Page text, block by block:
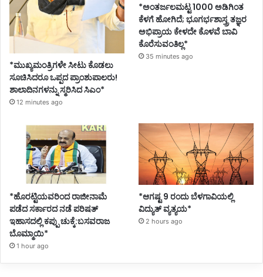
*ಮುಖ್ಯಮಂತ್ರಿಗಳೇ ಸೀಟು ಕೊಡಲು
ಸೂಚಿಸಿದರೂ ಒಪ್ಪದ ಪ್ರಾಂಶುಪಾಲರು!
ಶಾಲಾದಿನಗಳನ್ನು ಸ್ಮರಿಸಿದ ಸಿಎಂ*
12 minutes ago
*ಅಂತರ್ಜಲಮಟ್ಟ 1000 ಅಡಿಗಿಂತ
ಕೆಳಗೆ ಹೋಗಿದೆ; ಭೂಗರ್ಭಶಾಸ್ತ್ರ ತಜ್ಞರ
ಅಭಿಪ್ರಾಯ ಕೇಳದೇ ಕೊಳವೆ ಬಾವಿ
ಕೊರೆಸುವಂತಿಲ್ಲ*
35 minutes ago
*ಹೊರಟ್ಟಿಯವರಿಂದ ರಾಜೀನಾಮೆ
ಪಡೆದ ಸರ್ಕಾರದ ನಡೆ ಪರಿಷತ್
ಇಹಾಸದಲ್ಲಿ ಕಪ್ಪು ಚುಕ್ಕೆ:ಬಸವರಾಜ
ಬೊಮ್ಮಾಯಿ*
1 hour ago
*ಆಗಷ್ಟ 9 ರಂದು ಬೆಳಗಾವಿಯಲ್ಲಿ
ವಿದ್ಯುತ್ ವ್ಯತ್ಯಯ*
2 hours ago